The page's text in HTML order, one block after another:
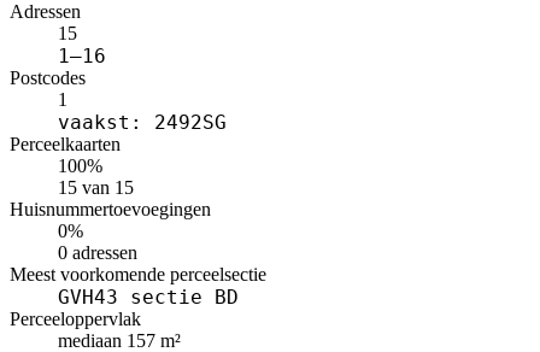
Adressen
15
1–16
Postcodes
1
vaakst: 2492SG
Perceelkaarten
100%
15 van 15
Huisnummertoevoegingen
0%
0 adressen
Meest voorkomende perceelsectie
GVH43 sectie BD
Perceeloppervlak
mediaan 157 m²